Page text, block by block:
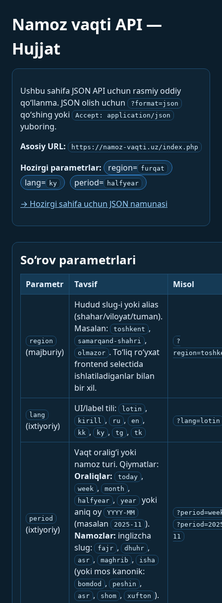
Namoz vaqti API —
Hujjat
Ushbu sahifa JSON API uchun rasmiy oddiy
qo‘llanma. JSON olish uchun
?format=json
qo‘shing yoki Accept: application/json
yuboring.
Asosiy URL:
https://namoz-vaqti.uz/index.php
Hozirgi parametrlar: region= furqat
lang= ky period= halfyear
→ Hozirgi sahifa uchun JSON namunasi
So‘rov parametrlari
Parametr Tavsif Misol
region
(majburiy)
Hudud slug-i yoki alias
(shahar/viloyat/tuman).
Masalan:
toshkent ,
samarqand-shahri ,
olmazor . To‘liq ro‘yxat
frontend selectida
ishlatiladiganlar bilan
bir xil.
?
lang
(ixtiyoriy)
UI/label tili: lotin ,
kirill , ru , en ,
kk , ky , tg , tk
?lang=lotin
period
(ixtiyoriy)
Vaqt oralig‘i yoki
namoz turi. Qiymatlar:
Oraliqlar:
today ,
week , month ,
halfyear , year
yoki
aniq oy
YYYY-MM
(masalan 2025-11 ).
Namozlar: inglizcha
slug:
fajr , dhuhr ,
asr , maghrib , isha
(yoki mos kanonik:
bomdod , peshin ,
asr , shom , xufton ).
11